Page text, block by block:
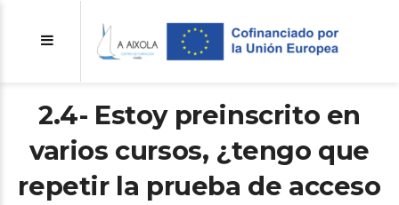
2.4- Estoy preinscrito en
varios cursos, ¿tengo que
repetir la prueba de acceso